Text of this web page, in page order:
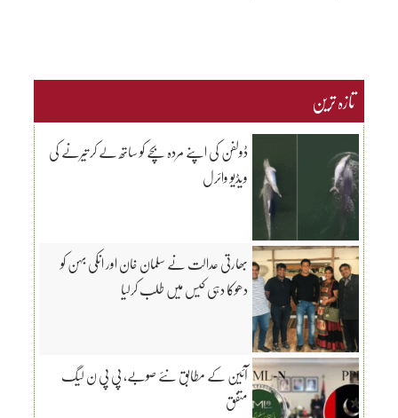
تازہ ترین
ڈولفن کی اپنے مردہ بچے کو ساتھ لے کر تیرنے کی
ویڈیو وائرل
بھارتی عدالت نے سلمان خان اور انکی بہن کو
دھوکا دہی کیس میں طلب کرلیا
آئین کے مطابق نئے صوبے، پی پی ن لیگ
متفق